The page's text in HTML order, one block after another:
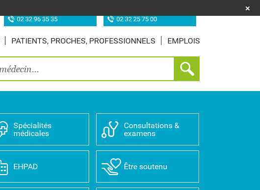
02 32 96 35 35
02 32 25 75 00
PATIENTS, PROCHES, PROFESSIONNELS EMPLOIS
Spécialités
médicales
Consultations &
examens
EHPAD Être soutenu